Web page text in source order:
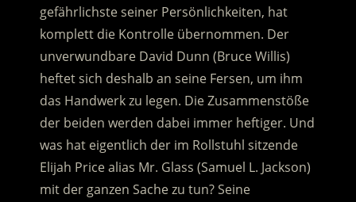
gefährlichste seiner Persönlichkeiten, hat
komplett die Kontrolle übernommen. Der
unverwundbare David Dunn (Bruce Willis)
heftet sich deshalb an seine Fersen, um ihm
das Handwerk zu legen. Die Zusammenstöße
der beiden werden dabei immer heftiger. Und
was hat eigentlich der im Rollstuhl sitzende
Elijah Price alias Mr. Glass (Samuel L. Jackson)
mit der ganzen Sache zu tun? Seine